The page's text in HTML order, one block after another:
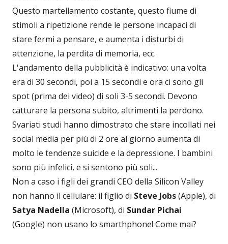
Questo martellamento costante, questo fiume di
stimoli a ripetizione rende le persone incapaci di
stare fermi a pensare, e aumenta i disturbi di
attenzione, la perdita di memoria, ecc.
L'andamento della pubblicità è indicativo: una volta
era di 30 secondi, poi a 15 secondi e ora ci sono gli
spot (prima dei video) di soli 3-5 secondi. Devono
catturare la persona subito, altrimenti la perdono.
Svariati studi hanno dimostrato che stare incollati nei
social media per più di 2 ore al giorno aumenta di
molto le tendenze suicide e la depressione. I bambini
sono più infelici, e si sentono più soli...
Non a caso i figli dei grandi CEO della Silicon Valley
non hanno il cellulare: il figlio di Steve Jobs(Apple), di
Satya Nadella (Microsoft), di Sundar Pichai
(Google) non usano lo smarthphone! Come mai?